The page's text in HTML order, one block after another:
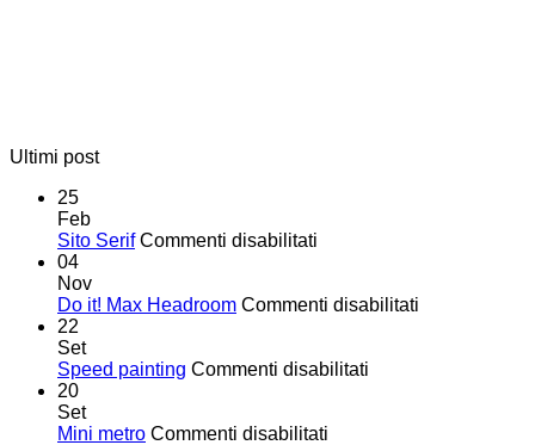
Ultimi post
25
Feb
Sito Serif Commenti disabilitati
04
Nov
Do it! Max Headroom Commenti disabilitati
22
Set
Speed painting Commenti disabilitati
20
Set
Mini metro Commenti disabilitati